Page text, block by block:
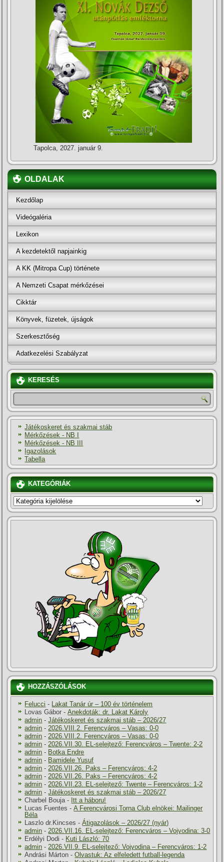
Tapolca, 2027. január 9.
OLDALAK
Kezdőlap
Videógaléria
Lexikon
A kezdetektől napjainkig
A KK (Mitropa Cup) története
A Nemzeti Csapat mérkőzései
Cikktár
Könyvek, füzetek, újságok
Szerkesztőség
Adatkezelési Szabályzat
KERESÉS
Játékoskeret és szakmai stáb
Mérkőzések - NB I
Mérkőzések - NB III
Igazolások
Tabella
KATEGÓRIÁK
KATEGÓRIÁK
HOZZÁSZÓLÁSOK
Felucci - Lakat Tanár úr – 100 év történelem
Lovas Gábor -Anekdoták: dr. Lakat Károly
admin -Játékoskeret és szakmai stáb – 2026/27
admin -2026.VIII.2. Ferencváros – Vasas: 0-0
admin -2026.VIII.2. Ferencváros – Vasas: 0-0
admin -2026.VII.30. EL-selejtező: Ferencváros – Twente: 2-2
admin - Botka Endre
admin - Bamidele Yusuf
admin -2026.VII.26. Paks – Ferencváros: 4-2
admin -2026.VII.26. Paks – Ferencváros: 4-2
admin -2026.VII.23. EL-selejtező: Twente – Ferencváros: 1-2
admin -Játékoskeret és szakmai stáb – 2026/27
Charbel Bouja- Itt a háboru!
Lucas Fuentes -A Ferencvárosi Torna Club elnökei: Mailinger
Béla
Laszlo dr.Kincses -Átigazolások – 2026/27 (nyár)
admin -2026.VII.16. EL-selejtező: Ferencváros – Vojvodina: 3-0
Erdélyi Dodi - Kuti László: 70
admin -2026.VII.9. EL-selejtező: Vojvodina – Ferencváros: 1-2
Andrási Márton -Olvastuk: Az elfeledett futball-legenda